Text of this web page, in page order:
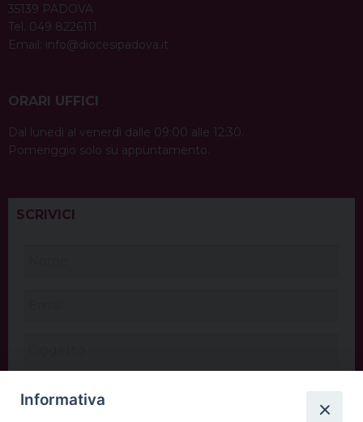
35139 PADOVA
Tel. 049 8226111
Email: info@diocesipadova.it
ORARI UFFICI
Dal lunedì al venerdì dalle 09:00 alle 12:30.
Pomeriggio solo su appuntamento.
SCRIVICI
Informativa